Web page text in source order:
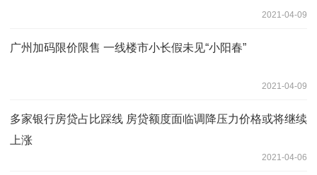
2021-04-09
广州加码限价限售 一线楼市小长假未见“小阳春”
2021-04-09
多家银行房贷占比踩线 房贷额度面临调降压力价格或将继续
上涨
2021-04-06